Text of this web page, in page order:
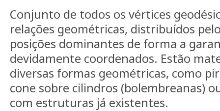
Conjunto de todos os vértices
relações geométricas, distribuídos
posições dominantes de forma a
devidamente coordenados. Estão
diversas formas geométricas, como
cone sobre cilindros (bolembreanas)
com estruturas já existentes.